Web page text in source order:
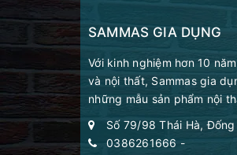
SAMMAS GIA DỤNG
Với kinh nghiệm hơn 10
và nội thất, Sammas gia
những mẫu sản phẩm nội
Số 79/98 Thái Hà,
0386261666 -